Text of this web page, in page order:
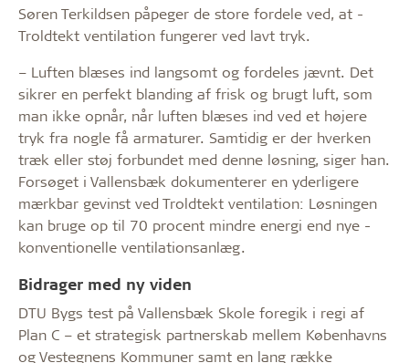
Søren Terkildsen påpeger de store fordele ved, at ­
Troldtekt ventilation fungerer ved lavt tryk.
– Luften blæses ind langsomt og fordeles jævnt. Det
sikrer en perfekt blanding af frisk og brugt luft, som
man ikke ­opnår, når luften blæses ind ved et ­højere
tryk fra nogle få armaturer. Samtidig er der hverken
træk ­eller støj forbundet med denne løsning, siger han.
Forsøget i Vallensbæk ­dokumenterer en yder­ligere
mærkbar gevinst ved ­Troldtekt ventilation: ­Løsningen
kan bruge op til 70 procent mindre energi end nye ­
konventionelle ventilationsanlæg.
Bidrager med ny viden
DTU Bygs test på Vallensbæk Skole foregik i regi af
Plan C – et strategisk partnerskab mellem Københavns
og Vestegnens Kommuner samt en lang række